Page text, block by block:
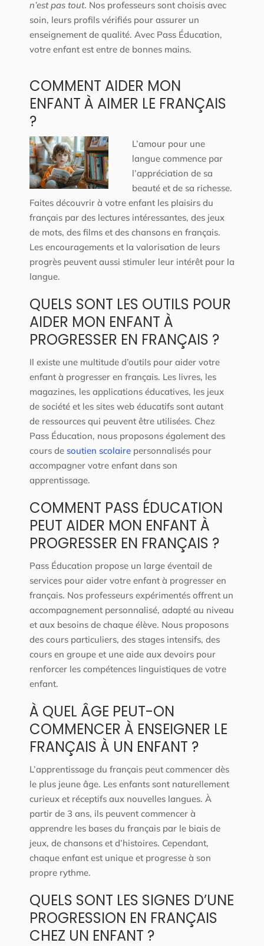
n’est pas tout. Nos professeurs sont choisis avec
soin, leurs profils vérifiés pour assurer un
enseignement de qualité. Avec Pass Éducation,
votre enfant est entre de bonnes mains.
COMMENT AIDER MON
ENFANT À AIMER LE FRANÇAIS
?
L’amour pour une
langue commence par
l’appréciation de sa
beauté et de sa richesse.
Faites découvrir à votre enfant les plaisirs du
français par des lectures intéressantes, des jeux
de mots, des films et des chansons en français.
Les encouragements et la valorisation de leurs
progrès peuvent aussi stimuler leur intérêt pour la
langue.
QUELS SONT LES OUTILS POUR
AIDER MON ENFANT À
PROGRESSER EN FRANÇAIS ?
Il existe une multitude d’outils pour aider votre
enfant à progresser en français. Les livres, les
magazines, les applications éducatives, les jeux
de société et les sites web éducatifs sont autant
de ressources qui peuvent être utilisées. Chez
Pass Éducation, nous proposons également des
cours de soutien scolaire personnalisés pour
accompagner votre enfant dans son
apprentissage.
COMMENT PASS ÉDUCATION
PEUT AIDER MON ENFANT À
PROGRESSER EN FRANÇAIS ?
Pass Éducation propose un large éventail de
services pour aider votre enfant à progresser en
français. Nos professeurs expérimentés offrent un
accompagnement personnalisé, adapté au niveau
et aux besoins de chaque élève. Nous proposons
des cours particuliers, des stages intensifs, des
cours en groupe et une aide aux devoirs pour
renforcer les compétences linguistiques de votre
enfant.
À QUEL ÂGE PEUT-ON
COMMENCER À ENSEIGNER LE
FRANÇAIS À UN ENFANT ?
L’apprentissage du français peut commencer dès
le plus jeune âge. Les enfants sont naturellement
curieux et réceptifs aux nouvelles langues. À
partir de 3 ans, ils peuvent commencer à
apprendre les bases du français par le biais de
jeux, de chansons et d’histoires. Cependant,
chaque enfant est unique et progresse à son
propre rythme.
QUELS SONT LES SIGNES D’UNE
PROGRESSION EN FRANÇAIS
CHEZ UN ENFANT ?